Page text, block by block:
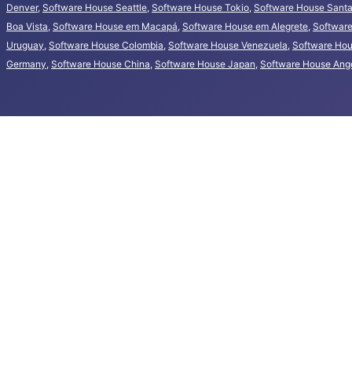
Denver, Software House Seattle, Software House Tokio, Software House
Boa Vista, Software House em Macapá, Software House em Alegrete,
Uruguay, Software House Colombia, Software House Venezuela, Software
Germany, Software House China, Software House Japan, Software House